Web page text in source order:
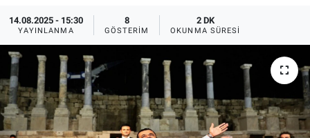
14.08.2025 - 15:30
YAYINLANMA
8
GÖSTERIM
2 DK
OKUNMA SÜRESI
Eğlence
Ekonomi
Forum
Gerçeğin İzinde